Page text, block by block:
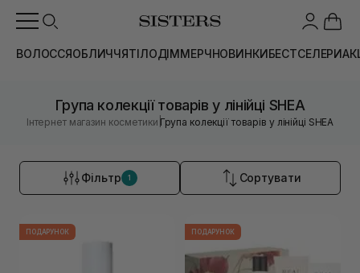
ВОЛОССЯОБЛИЧЧЯТІЛОДІММЕРЧНОВИНКИБЕСТСЕЛЕРИ
Група колекції товарів у лінійці SHEA
Інтернет магазин косметики |Група колекції товарів у лінійці SHEA
Фільтр 1 Сортувати
ПОДАРУНОК ПОДАРУНОК